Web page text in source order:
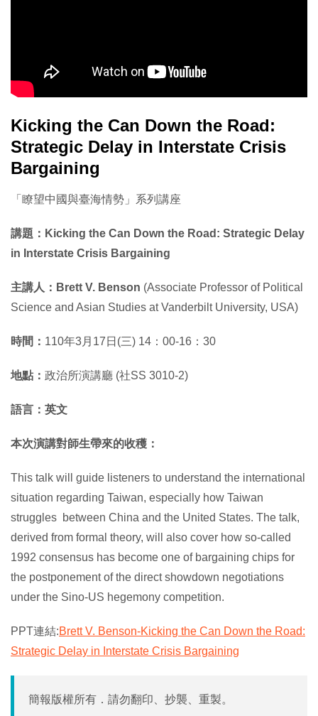
Kicking the Can Down the Road:
Strategic Delay in Interstate Crisis
Bargaining
「瞭望中國與臺海情勢」系列講座
講題：Kicking the Can Down the Road: Strategic Delay
in Interstate Crisis Bargaining
主講人 ：Brett V. Benson (Associate Professor of Political
Science and Asian Studies at Vanderbilt University, USA)
時間： 110年3月17日(三) 14：00-16：30
地點： 政治所演講廳 (社SS 3010-2)
語言：英文
本次演講對師生帶來的收穫 ：
This talk will guide listeners to understand the international
situation regarding Taiwan, especially how Taiwan
struggles between China and the United States. The talk,
derived from formal theory, will also cover how so-called
1992 consensus has become one of bargaining chips for
the postponement of the direct showdown negotiations
under the Sino-US hegemony competition.
PPT連結:Brett V. Benson-Kicking the Can Down the Road:
Strategic Delay in Interstate Crisis Bargaining
簡報版權所有．請勿翻印、抄襲、重製。